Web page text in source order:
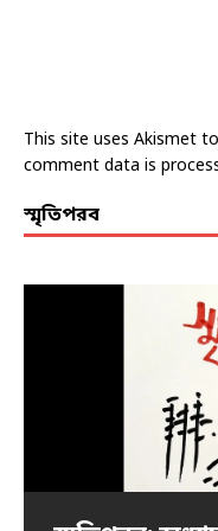
This site uses Akismet
comment data is
স্মৃতিপরব